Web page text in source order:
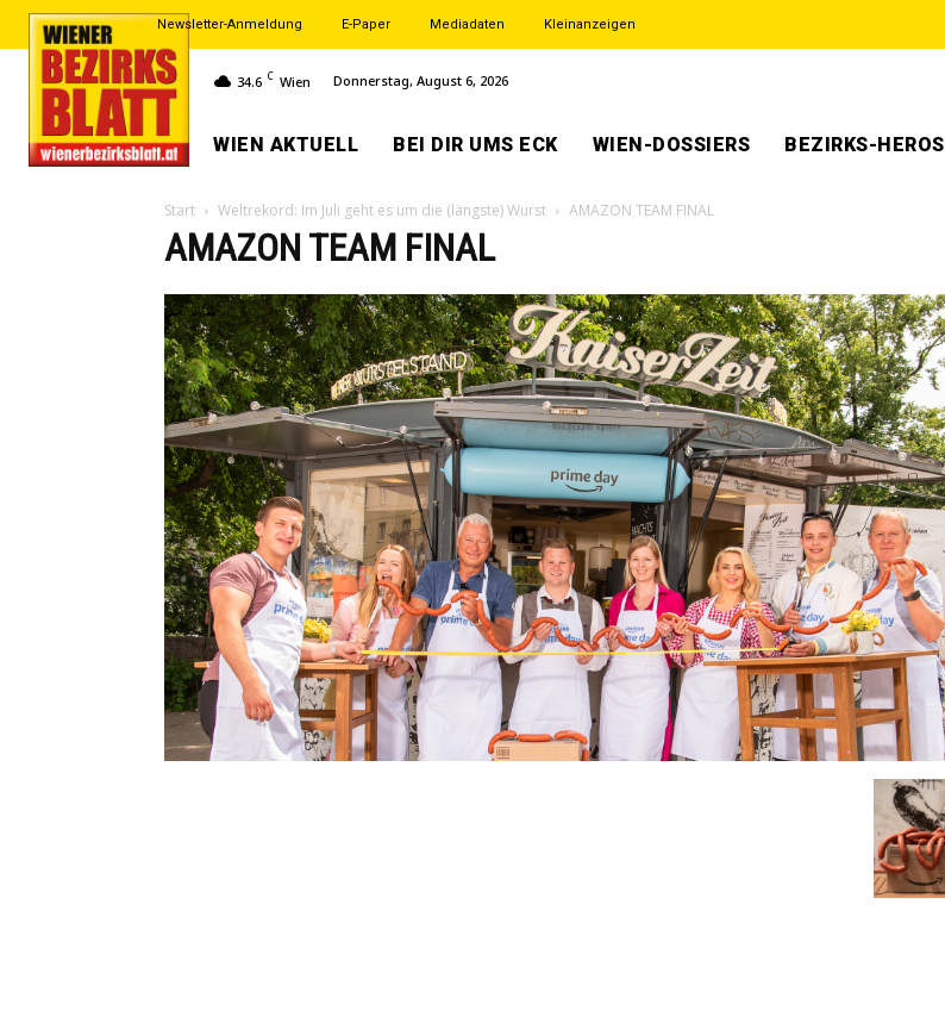
Newsletter-Anmeldung E-Paper Mediadaten Kleinanzeigen
34.6 C Wien Donnerstag, August 6, 2026
WIEN AKTUELL BEI DIR UMS ECK WIEN-DOSSIERS BEZIRKS-HEROS
Start Weltrekord: Im Juli geht es um die (längste) Wurst AMAZON TEAM FINAL
AMAZON TEAM FINAL